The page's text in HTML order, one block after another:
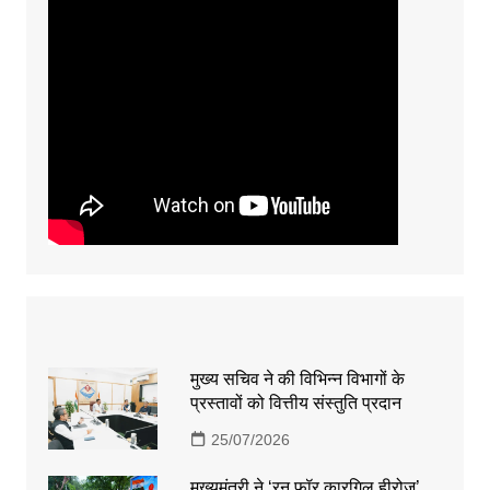
मुख्य सचिव ने की विभिन्न विभागों के
प्रस्तावों को वित्तीय संस्तुति प्रदान
25/07/2026